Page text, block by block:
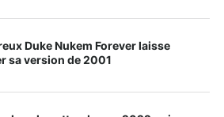
Duke Nukem Forever laisse
sa version de 2001